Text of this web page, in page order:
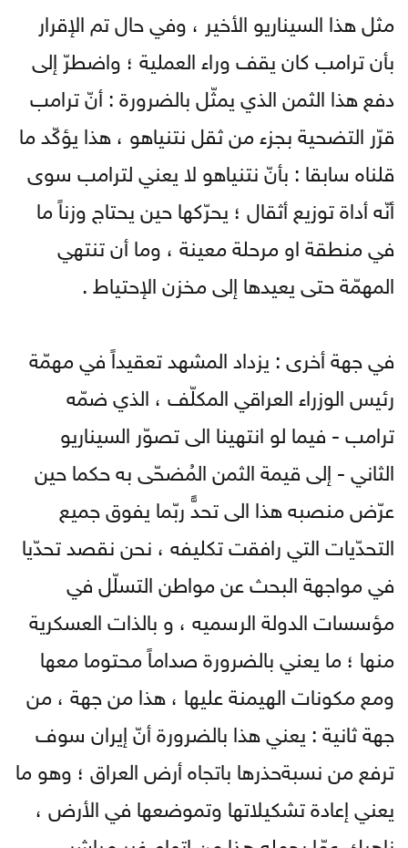
مثل هذا السيناريو الأخير ، وفي حال تم الإقرار
بأن ترامب كان يقف وراء العملية ؛ واضطرّ إلى
دفع هذا الثمن الذي يمثّل بالضرورة : أنّ ترامب
قرّر التضحية بجزء من ثقل نتنياهو ، هذا يؤكّد ما
قلناه سابقا : بأنّ نتنياهو لا يعني لترامب سوى
أنّه أداة توزيع أثقال ؛ يحرّكها حين يحتاج وزناً ما
في منطقة او مرحلة معينة ، وما أن تنتهي
المهمّة حتى يعيدها إلى مخزن الإحتياط .
في جهة أخرى : يزداد المشهد تعقيداً في مهمّة
رئيس الوزراء العراقي المكلّف ، الذي ضمّه
ترامب - فيما لو انتهينا الى تصوّر السيناريو
الثاني - إلى قيمة الثمن المُضحّى به حكما حين
عرّض منصبه هذا الى تحدٍّ ربّما يفوق جميع
التحدّيات التي رافقت تكليفه ، نحن نقصد تحدّيا
في مواجهة البحث عن مواطن التسلّل في
مؤسسات الدولة الرسميه ، و بالذات العسكرية
منها ؛ ما يعني بالضرورة صداماً محتوما معها
ومع مكونات الهيمنة عليها ، هذا من جهة ، من
جهة ثانية : يعني هذا بالضرورة أنّ إيران سوف
ترفع من نسبةحذرها باتجاه أرض العراق ؛ وهو ما
يعني إعادة تشكيلاتها وتموضعها في الأرض ،